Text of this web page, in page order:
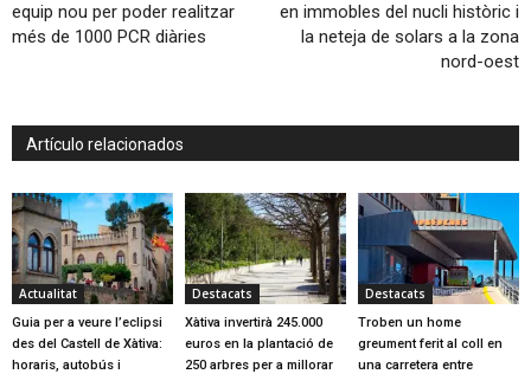
equip nou per poder realitzar
més de 1000 PCR diàries
en immobles del nucli històric i
la neteja de solars a la zona
nord-oest
Artículo relacionados
Actualitat
Guia per a veure l’eclipsi
des del Castell de Xàtiva:
horaris, autobús i
Destacats
Xàtiva invertirà 245.000
euros en la plantació de
250 arbres per a millorar
Destacats
Troben un home
greument ferit al coll en
una carretera entre